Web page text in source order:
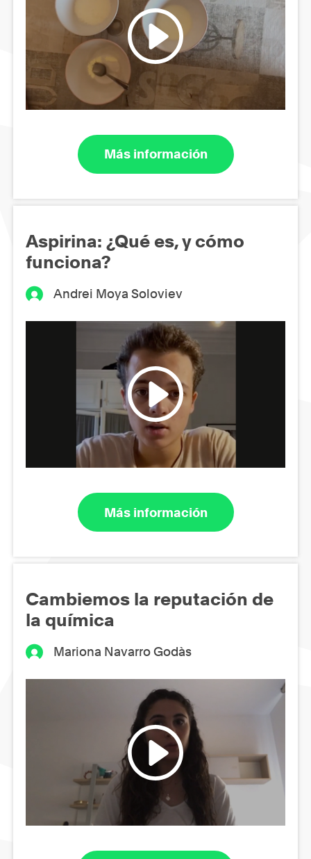
Más información
Aspirina: ¿Qué es, y cómo
funciona?
Andrei Moya Soloviev
Más información
Cambiemos la reputación de
la química
Mariona Navarro Godàs